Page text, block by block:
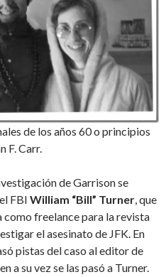
de los años 60 o principios
F. Carr.
de Garrison se
FBI William “Bill” Turner, que
freelance para la revista
el asesinato de JFK. En
pistas del caso al editor de
a su vez se las pasó a Turner.